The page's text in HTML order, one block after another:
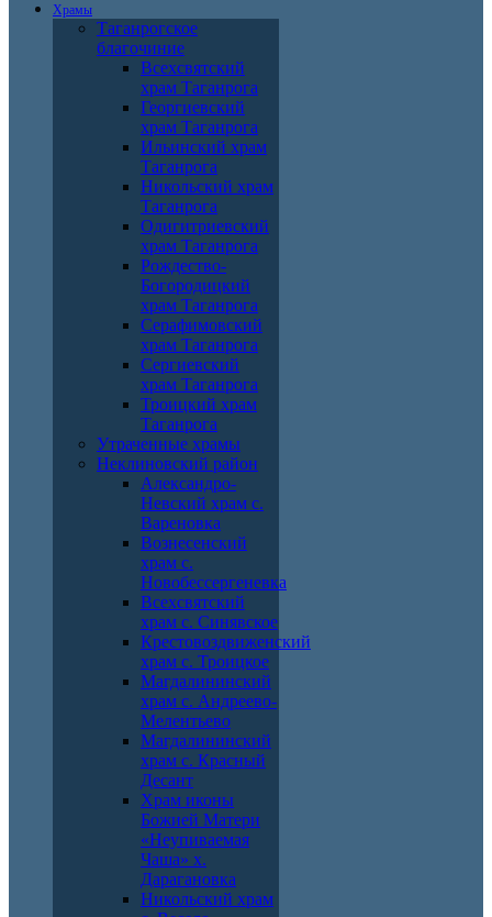
Храмы
Таганрогское
благочиние
Всехсвятский
храм Таганрога
Георгиевский
храм Таганрога
Ильинский храм
Таганрога
Никольский храм
Таганрога
Одигитриевский
храм Таганрога
Рождество-
Богородицкий
храм Таганрога
Серафимовский
храм Таганрога
Сергиевский
храм Таганрога
Троицкий храм
Таганрога
Утраченные храмы
Неклиновский район
Александро-
Невский храм с.
Вареновка
Вознесенский
храм с.
Новобессергеневка
Всехсвятский
храм с. Синявское
Крестовоздвиженский
храм с. Троицкое
Магдалининский
храм с. Андреево-
Мелентьево
Магдалининский
храм с. Красный
Десант
Храм иконы
Божией Матери
«Неупиваемая
Чаша» х.
Дарагановка
Никольский храм